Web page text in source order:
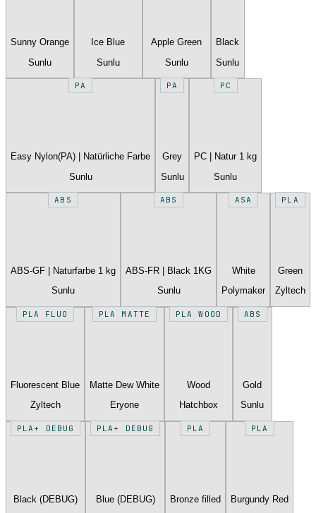
Sunny Orange
Sunlu
Ice Blue
Sunlu
Apple Green
Sunlu
Black
Sunlu
PA
Easy Nylon(PA) | Natürliche Farbe
Sunlu
PA
Grey
Sunlu
PC
PC | Natur 1 kg
Sunlu
ABS
ABS-GF | Naturfarbe 1 kg
Sunlu
ABS
ABS-FR | Black 1KG
Sunlu
ASA
White
Polymaker
PLA
Green
Zyltech
PLA FLUO
Fluorescent Blue
Zyltech
PLA MATTE
Matte Dew White
Eryone
PLA WOOD
Wood
Hatchbox
ABS
Gold
Sunlu
PLA+ DEBUG
Black (DEBUG)
PLA+ DEBUG
Blue (DEBUG)
PLA
Bronze filled
PLA
Burgundy Red